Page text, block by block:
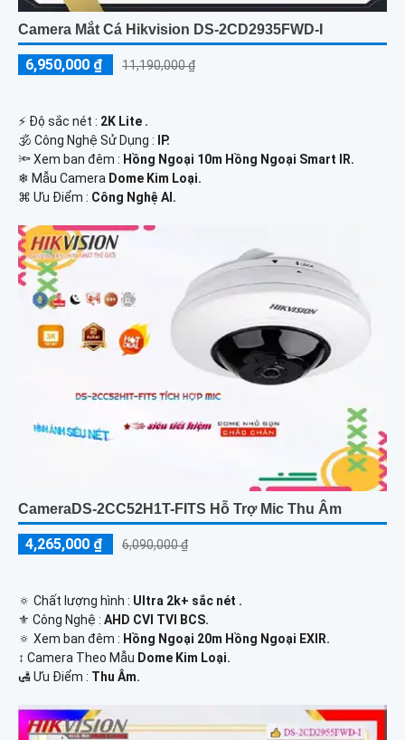
Camera Mắt Cá Hikvision DS-2CD2935FWD-I
6,950,000 ₫ 11,190,000 ₫
️⚡ Độ sắc nét : 2K Lite .
🕉️ Công Nghệ Sử Dụng :
IP.
🔦 Xem ban đêm : Hồng Ngoại 10m Hồng Ngoại Smart IR.
❄ Mẫu Camera Dome Kim Loại.
️⌘ Ưu Điểm : Công Nghệ AI.
CameraDS-2CC52H1T-FITS Hỗ Trợ Mic Thu Âm
4,265,000 ₫ 6,090,000 ₫
🔅 Chất lượng hình : Ultra 2k+ sắc nét .
⚜️ Công Nghệ : AHD CVI TVI BCS.
🔅 Xem ban đêm : Hồng Ngoại 20m Hồng Ngoại EXIR.
↕️ Camera Theo Mẫu Dome Kim Loại.
️🛃 Ưu Điểm : Thu Âm.